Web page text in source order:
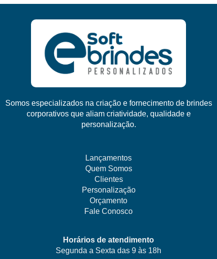
Somos especializados na criação e fornecimento de brindes
corporativos que aliam criatividade, qualidade e
personalização.
Lançamentos
Quem Somos
Clientes
Personalização
Orçamento
Fale Conosco
Horários de atendimento
Segunda a Sexta das 9 às 18h